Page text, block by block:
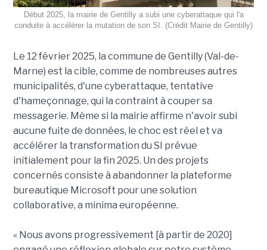
Début 2025, la mairie de Gentilly a subi une cyberattaque qui l'a
conduite à accélérer la mutation de son SI. (Crédit Mairie de Gentilly)
Le 12 février 2025, la commune de Gentilly (Val-de-
Marne) est la cible, comme de nombreuses autres
municipalités, d'une cyberattaque, tentative
d'hameçonnage, qui la contraint à couper sa
messagerie. Même si la mairie affirme n'avoir subi
aucune fuite de données, le choc est réel et va
accélérer la transformation du SI prévue
initialement pour la fin 2025. Un des projets
concernés consiste à abandonner la plateforme
bureautique Microsoft pour une solution
collaborative, a minima européenne.
« Nous avons progressivement [à partir de 2020]